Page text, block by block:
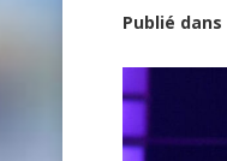
Publié dans